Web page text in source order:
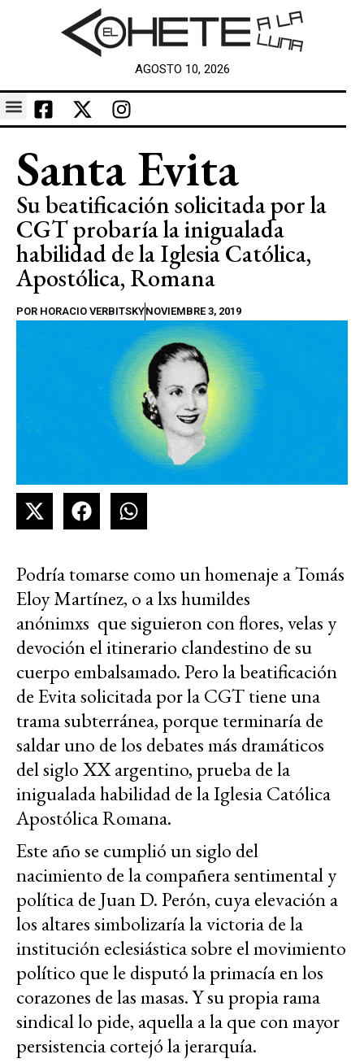
AGOSTO 10, 2026
Santa Evita
Su beatificación solicitada por la
CGT probaría la inigualada
habilidad de la Iglesia Católica,
Apostólica, Romana
POR HORACIO VERBITSKYNOVIEMBRE 3, 2019
Podría tomarse como un homenaje a Tomás
Eloy Martínez, o a lxs humildes
anónimxs que siguieron con flores, velas y
devoción el itinerario clandestino de su
cuerpo embalsamado. Pero la beatificación
de Evita solicitada por la CGT tiene una
trama subterránea, porque terminaría de
saldar uno de los debates más dramáticos
del siglo XX argentino, prueba de la
inigualada habilidad de la Iglesia Católica
Apostólica Romana.
Este año se cumplió un siglo del
nacimiento de la compañera sentimental y
política de Juan D. Perón, cuya elevación a
los altares simbolizaría la victoria de la
institución eclesiástica sobre el movimiento
político que le disputó la primacía en los
corazones de las masas. Y su propia rama
sindical lo pide, aquella a la que con mayor
persistencia cortejó la jerarquía.